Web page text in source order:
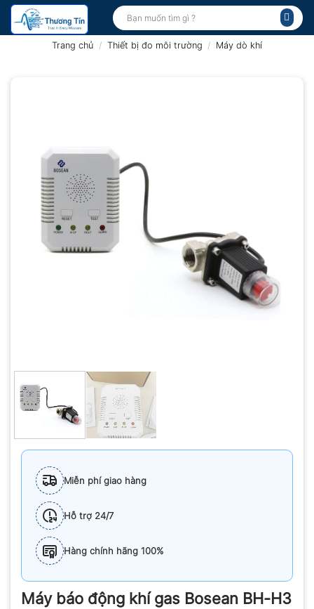
Bỏ
qua
Tìm
kiếm:
Trang chủ / Thiết bị đo môi trường / Máy dò khí
Miễn phí giao hàng
Hỗ trợ 24/7
Hàng chính hãng 100%
Máy báo động khí gas Bosean BH-H3